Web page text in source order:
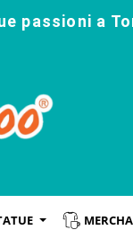
passioni a